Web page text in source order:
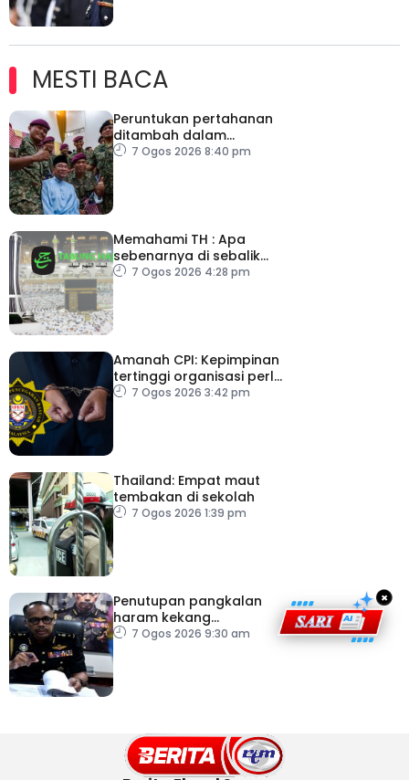
MESTI BACA
Peruntukan pertahanan
ditambah dalam
Belanjawan 2027
7 Ogos 2026 8:40 pm
Memahami TH : Apa
sebenarnya di sebalik
angka
7 Ogos 2026 4:28 pm
Amanah CPI: Kepimpinan
tertinggi organisasi perlu
pacu reformasi radikal
7 Ogos 2026 3:42 pm
Thailand: Empat maut
tembakan di sekolah
7 Ogos 2026 1:39 pm
Penutupan pangkalan
haram kekang
penyeludupan di
7 Ogos 2026 9:30 am
×